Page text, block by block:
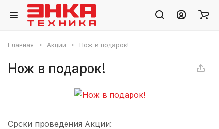
Главная Акции Нож в подарок!
Нож в подарок!
Сроки проведения Акции: